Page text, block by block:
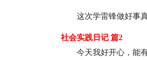
这次学雷锋做好事
社会实践日记 篇2
今天我好开心，能